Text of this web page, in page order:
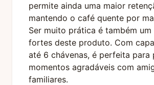
permite ainda uma maior
mantendo o café quente por
Ser muito prática é também
fortes deste produto. Com
até 6 chávenas, é perfeita para
momentos agradáveis com
familiares.